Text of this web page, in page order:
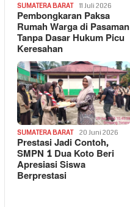
SUMATERA BARAT 11 Juli 2026
Pembongkaran Paksa
Rumah Warga di Pasaman
Tanpa Dasar Hukum Picu
Keresahan
SUMATERA BARAT 20 Juni 2026
Prestasi Jadi Contoh,
SMPN 1 Dua Koto Beri
Apresiasi Siswa
Berprestasi